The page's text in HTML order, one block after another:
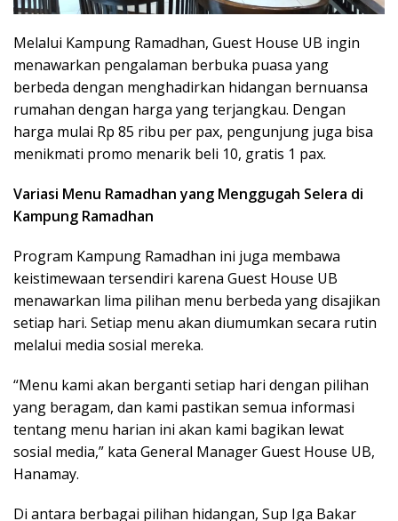
Melalui Kampung Ramadhan, Guest House UB ingin
menawarkan pengalaman berbuka puasa yang
berbeda dengan menghadirkan hidangan bernuansa
rumahan dengan harga yang terjangkau. Dengan
harga mulai Rp 85 ribu per pax, pengunjung juga bisa
menikmati promo menarik beli 10, gratis 1 pax.
Variasi Menu Ramadhan yang Menggugah Selera di
Kampung Ramadhan
Program Kampung Ramadhan ini juga membawa
keistimewaan tersendiri karena Guest House UB
menawarkan lima pilihan menu berbeda yang disajikan
setiap hari. Setiap menu akan diumumkan secara rutin
melalui media sosial mereka.
“Menu kami akan berganti setiap hari dengan pilihan
yang beragam, dan kami pastikan semua informasi
tentang menu harian ini akan kami bagikan lewat
sosial media,” kata General Manager Guest House UB,
Hanamay.
Di antara berbagai pilihan hidangan, Sup Iga Bakar